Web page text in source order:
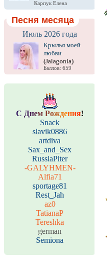
Карпук Елена
Песня месяца
Июль 2026 года
Крылья моей
любви
(Jalagonia)
Баллов: 659
С Днем Рождения!
Snack
slavik0886
artdiva
Sax_and_Sex
RussiaPiter
-GALYHMEN-
Alfia71
sportage81
Rest_Jah
az0
TatianaP
Tereshka
german
Semiona